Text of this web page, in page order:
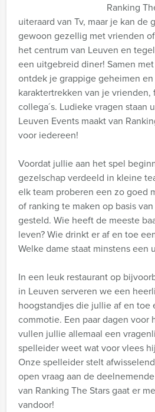
Ranking
uiteraard van Tv, maar je kan de
gewoon gezellig met vrienden
het centrum van Leuven en
een uitgebreid diner! Samen
ontdek je grappige geheimen
karaktertrekken van je
collega´s. Ludieke vragen staan
Leuven Events maakt van
voor iedereen!
Voordat jullie aan het spel
gezelschap verdeeld in kleine
elk team proberen een zo goed
of ranking te maken op basis
gesteld. Wie heeft de meeste
leven? Wie drinkt er af en toe
Welke dame staat minstens een
In een leuk restaurant op
in Leuven serveren we een
hoogstandjes die jullie af en toe
commotie. Een paar dagen voor
vullen jullie allemaal een
spelleider weet wat voor vlees
Onze spelleider stelt
open vraag aan de
van Ranking The Stars gaat er
vandoor!